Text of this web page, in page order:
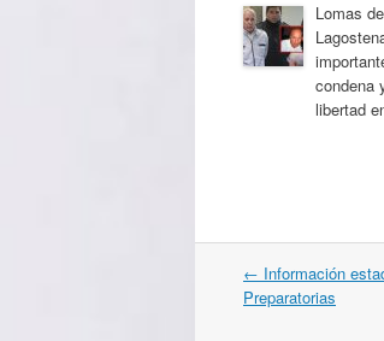
Lomas
condena
libertad
Navegación
por
← Información
Preparatorias